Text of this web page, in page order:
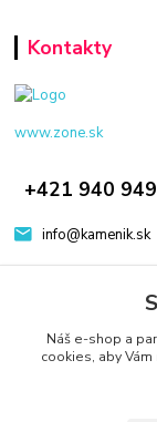
Kontakty
www.zone.sk
+421 940
info@kamenik.sk
Náš e-shop a
cookies, aby